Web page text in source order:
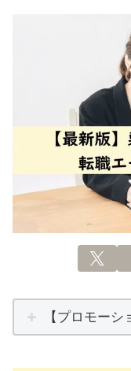
【プロモー